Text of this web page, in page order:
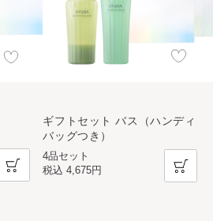
ギフトセット バス（ハンディ
バッグつき）
4品セット
税込4,675円